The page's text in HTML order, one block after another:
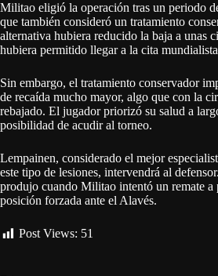
Militao eligió la operación tras un periodo
que también consideró un tratamiento
alternativa hubiera reducido la baja a unas
hubiera permitido llegar a la cita
Sin embargo, el tratamiento conservador
de recaída mucho mayor, algo que con la
rebajado. El jugador priorizó su salud a
posibilidad de acudir al torneo.
Lempainen, considerado el mejor
este tipo de lesiones, intervendrá al
produjo cuando Militao intentó un remate a
posición forzada ante el Alavés.
Post Views: 51